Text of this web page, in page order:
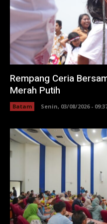
Rempang Ceria
Merah Putih
Batam Senin, 03/08/2026 -